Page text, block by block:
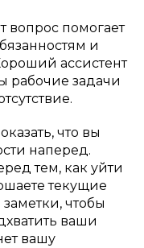
вопрос помогает
и
ассистент
рабочие задачи
что вы
наперед.
тем, как уйти
текущие
чтобы
ваши
вашу